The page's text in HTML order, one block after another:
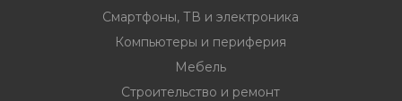
Смартфоны, ТВ и электроника
Компьютеры и периферия
Мебель
Строительство и ремонт